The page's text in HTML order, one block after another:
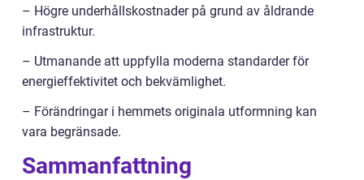
– Högre underhållskostnader på grund av åldrande
infrastruktur.
– Utmanande att uppfylla moderna standarder för
energieffektivitet och bekvämlighet.
– Förändringar i hemmets originala utformning kan
vara begränsade.
Sammanfattning